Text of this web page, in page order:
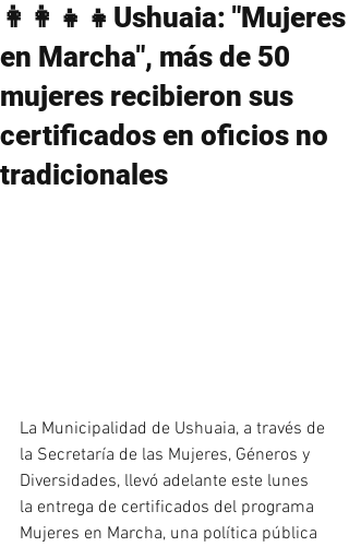
👩‍👩‍👧‍👧Ushuaia: "Mujeres
en Marcha", más de 50
mujeres recibieron sus
certificados en oficios no
tradicionales
La Municipalidad de Ushuaia, a través de
la Secretaría de las Mujeres, Géneros y
Diversidades, llevó adelante este lunes
la entrega de certificados del programa
Mujeres en Marcha, una política pública